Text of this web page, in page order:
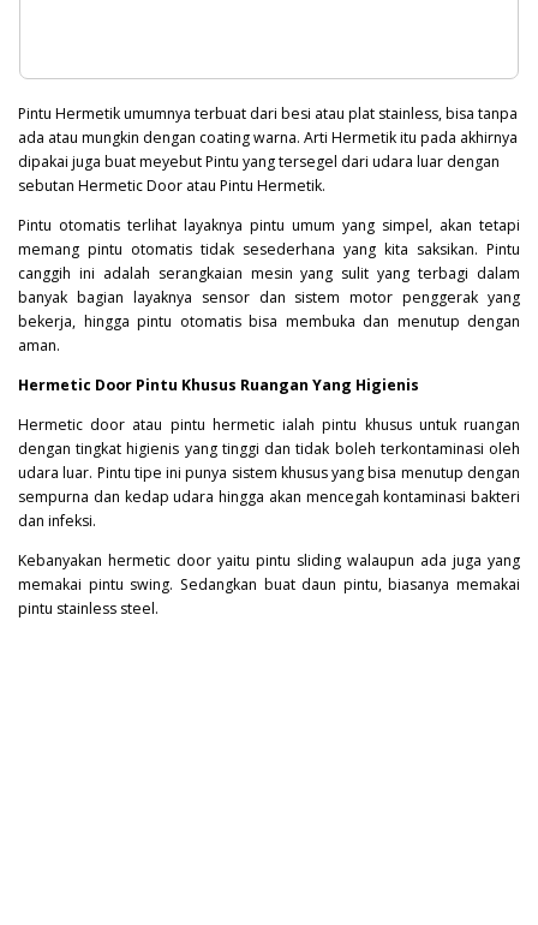
Pintu Hermetik umumnya terbuat dari besi atau plat stainless, bisa tanpa
ada atau mungkin dengan coating warna. Arti Hermetik itu pada akhirnya
dipakai juga buat meyebut Pintu yang tersegel dari udara luar dengan
sebutan Hermetic Door atau Pintu Hermetik.
Pintu otomatis terlihat layaknya pintu umum yang simpel, akan tetapi
memang pintu otomatis tidak sesederhana yang kita saksikan. Pintu
canggih ini adalah serangkaian mesin yang sulit yang terbagi dalam
banyak bagian layaknya sensor dan sistem motor penggerak yang
bekerja, hingga pintu otomatis bisa membuka dan menutup dengan
aman.
Hermetic Door Pintu Khusus Ruangan Yang Higienis
Hermetic door atau pintu hermetic ialah pintu khusus untuk ruangan
dengan tingkat higienis yang tinggi dan tidak boleh terkontaminasi oleh
udara luar. Pintu tipe ini punya sistem khusus yang bisa menutup dengan
sempurna dan kedap udara hingga akan mencegah kontaminasi bakteri
dan infeksi.
Kebanyakan hermetic door yaitu pintu sliding walaupun ada juga yang
memakai pintu swing. Sedangkan buat daun pintu, biasanya memakai
pintu stainless steel.